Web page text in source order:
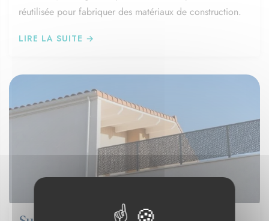
réutilisée pour fabriquer des matériaux de construction.
LIRE LA SUITE →